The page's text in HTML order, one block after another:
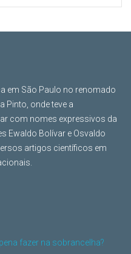
em São Paulo no renomado
Pinto, onde teve a
com nomes expressivos da
Ewaldo Bolívar e Osvaldo
artigos científicos em
fazer na sobrancelha?